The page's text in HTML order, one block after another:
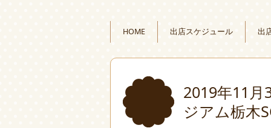
HOME 出店スケジュール 出
2019年11月
ジアム栃木